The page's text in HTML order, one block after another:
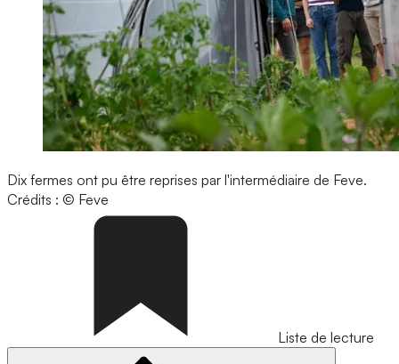
Dix fermes ont pu être reprises par l'intermédiaire de Feve.
Crédits : © Feve
Liste de lecture